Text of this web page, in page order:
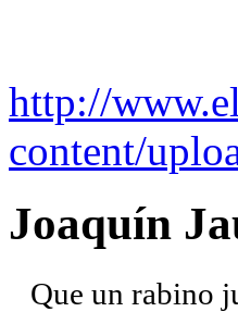
http://
content/
Joaquín
Que un rabino